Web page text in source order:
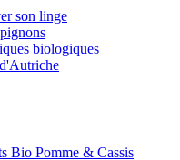
son linge
biologiques
Bio Pomme & Cassis